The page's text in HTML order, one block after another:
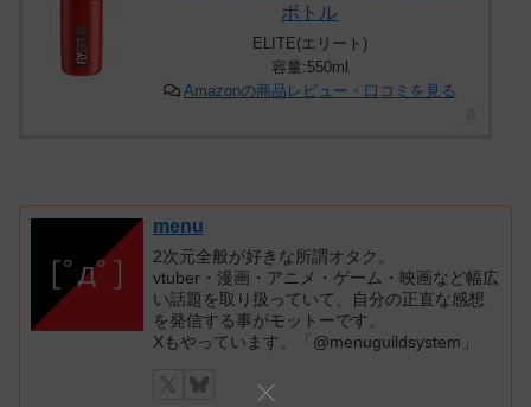
ボトル
ELITE(エリート)
容量:550ml
Amazonの商品レビュー・口コミを見る
menu
2次元全般が好きな所謂オタク。
vtuber・漫画・アニメ・ゲーム・映画など幅広
い話題を取り扱っていて、自分の正直な感想
を発信する事がモットーです。
Xもやっています。「@menuguildsystem」